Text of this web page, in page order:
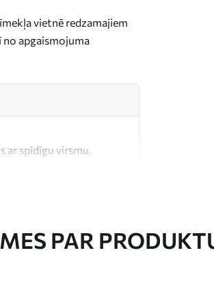
vietnē redzamajiem
apgaismojuma
ar spīdīgu virsmu.
PAR